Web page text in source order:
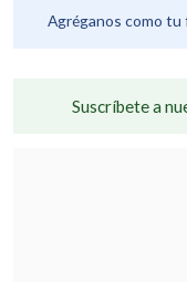
Agréganos como tu
Suscríbete a